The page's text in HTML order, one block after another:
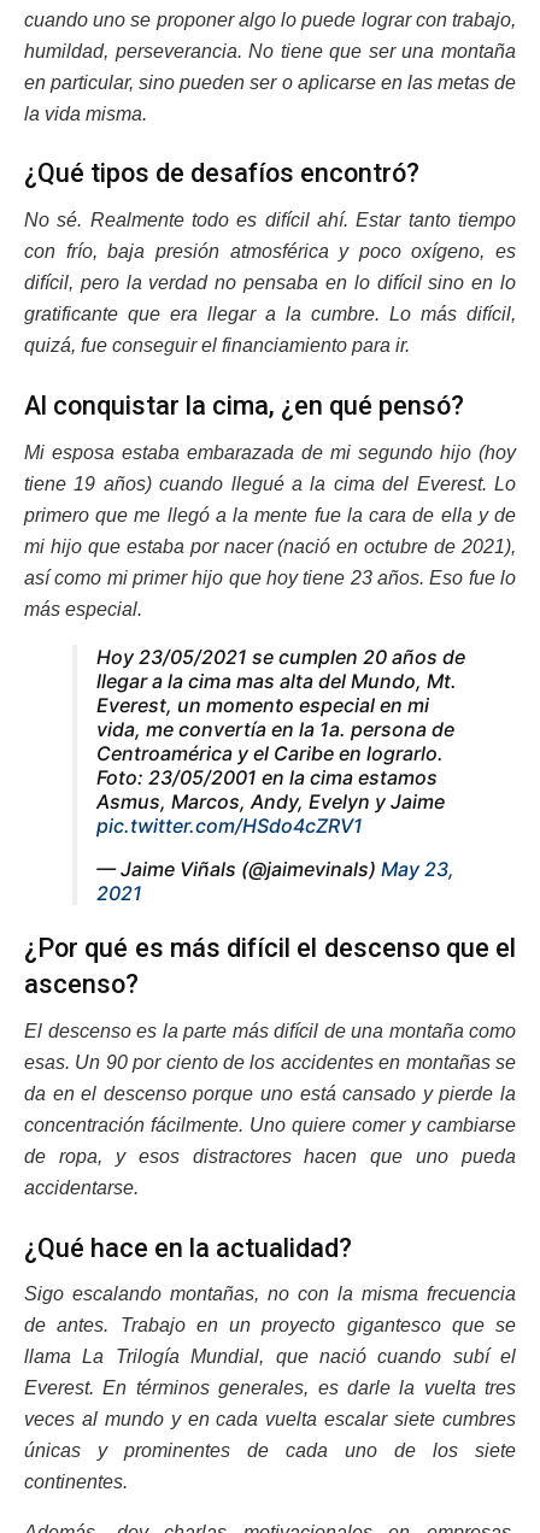
cuando uno se proponer algo lo puede lograr con trabajo,
humildad, perseverancia. No tiene que ser una montaña
en particular, sino pueden ser o aplicarse en las metas de
la vida misma.
¿Qué tipos de desafíos encontró?
No sé. Realmente todo es difícil ahí. Estar tanto tiempo
con frío, baja presión atmosférica y poco oxígeno, es
difícil, pero la verdad no pensaba en lo difícil sino en lo
gratificante que era llegar a la cumbre. Lo más difícil,
quizá, fue conseguir el financiamiento para ir.
Al conquistar la cima, ¿en qué pensó?
Mi esposa estaba embarazada de mi segundo hijo (hoy
tiene 19 años) cuando llegué a la cima del Everest. Lo
primero que me llegó a la mente fue la cara de ella y de
mi hijo que estaba por nacer (nació en octubre de 2021),
así como mi primer hijo que hoy tiene 23 años. Eso fue lo
más especial.
Hoy 23/05/2021 se cumplen 20 años de
llegar a la cima mas alta del Mundo, Mt.
Everest, un momento especial en mi
vida, me convertía en la 1a. persona de
Centroamérica y el Caribe en lograrlo.
Foto: 23/05/2001 en la cima estamos
Asmus, Marcos, Andy, Evelyn y Jaime
pic.twitter.com/HSdo4cZRV1
— Jaime Viñals (@jaimevinals) May 23,
2021
¿Por qué es más difícil el descenso que el
ascenso?
El descenso es la parte más difícil de una montaña como
esas. Un 90 por ciento de los accidentes en montañas se
da en el descenso porque uno está cansado y pierde la
concentración fácilmente. Uno quiere comer y cambiarse
de ropa, y esos distractores hacen que uno pueda
accidentarse.
¿Qué hace en la actualidad?
Sigo escalando montañas, no con la misma frecuencia
de antes. Trabajo en un proyecto gigantesco que se
llama La Trilogía Mundial, que nació cuando subí el
Everest. En términos generales, es darle la vuelta tres
veces al mundo y en cada vuelta escalar siete cumbres
únicas y prominentes de cada uno de los siete
continentes.